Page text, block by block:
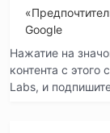
Google
Нажатие на
контента с
Labs, и